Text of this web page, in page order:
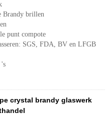
Brandy brillen
punt compote
SGS, FDA, BV en LFGB
crystal brandy glaswerk